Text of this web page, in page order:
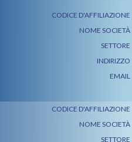
CODICE D'AFFILIAZIONE
NOME SOCIETÀ
SETTORE
INDIRIZZO
EMAIL
CODICE D'AFFILIAZIONE
NOME SOCIETÀ
SETTORE